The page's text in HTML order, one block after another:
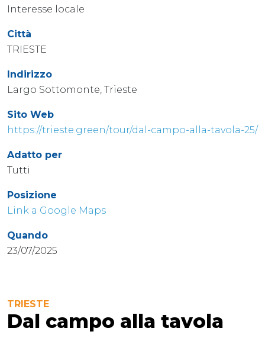
Interesse locale
Città
TRIESTE
Indirizzo
Largo Sottomonte, Trieste
Sito Web
https://trieste.green/tour/dal-campo-alla-tavola-25/
Adatto per
Tutti
Posizione
Link a Google Maps
Quando
23/07/2025
TRIESTE
Dal campo alla tavola